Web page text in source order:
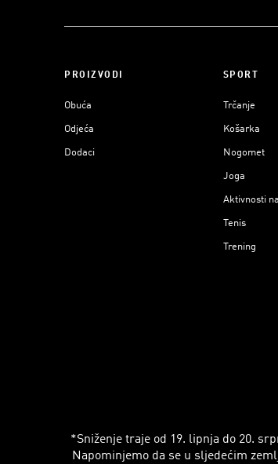
PROIZVODI
Obuća
Odjeća
Dodaci
SPORT
Trčanje
Košarka
Nogomet
Joga
Aktivnosti
Tenis
Trening
*Sniženje traje od 19. lipnja do 20.
Napominjemo da se u sljedećim